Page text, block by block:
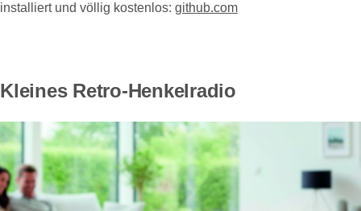
installiert und völlig kostenlos: github.com
Kleines Retro-Henkelradio